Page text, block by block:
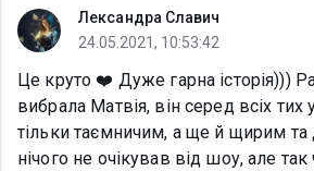
Лександра Славич
24.05.2021, 10:53:42
Це круто ❤️ Дуже гарна історія)))
вибрала Матвія, він серед всіх тих
тільки таємничим, а ще й щирим та
нічого не очікував від шоу, але